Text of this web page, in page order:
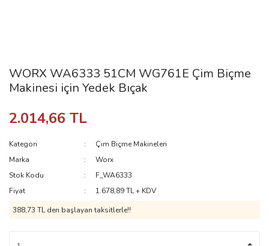
WORX WA6333 51CM WG761E Çim Biçme
Makinesi için Yedek Bıçak
2.014,66 TL
Kategori
Çim Biçme Makineleri
Marka
Worx
Stok Kodu
F_WA6333
Fiyat
1.678,89 TL + KDV
388,73 TL den başlayan taksitlerle!!